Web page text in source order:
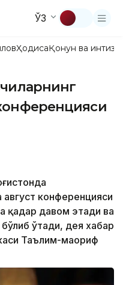
ЎЗ
ҲодисаҚонун ва
август конференцияси
қадар давом этади ва
ўтади, дея хабар
Таълим-маориф